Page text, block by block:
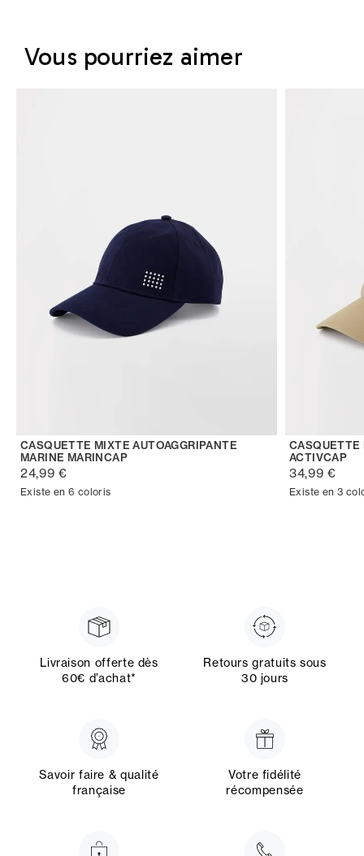
Vous pourriez aimer
CASQUETTE MIXTE AUTOAGGRIPANTE
MARINE MARINCAP
24,99 €
Existe en 6 coloris
CASQUETTE
ACTIVCAP
34,99 €
Existe en 3
Livraison offerte dès
60€ d’achat*
Retours gratuits sous
30 jours
Savoir faire & qualité
française
Votre fidélité
récompensée